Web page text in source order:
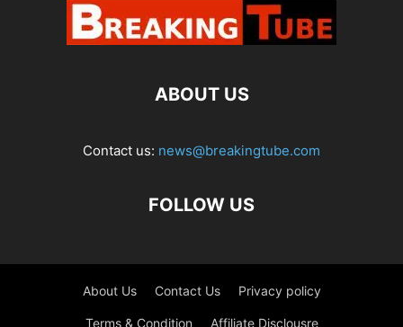
ABOUT US
Contact us: news@breakingtube.com
FOLLOW US
About Us Contact Us Privacy policy
Terms & Condition Affiliate Disclousre